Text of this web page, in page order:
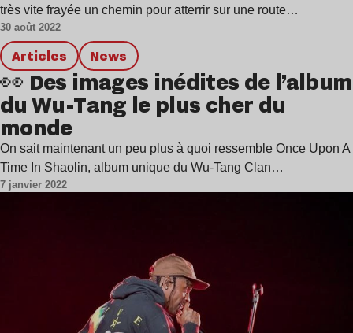
très vite frayée un chemin pour atterrir sur une route…
30 août 2022
Articles news
👀 Des images inédites de l’album
du Wu-Tang le plus cher du
monde
On sait maintenant un peu plus à quoi ressemble Once Upon A
Time In Shaolin, album unique du Wu-Tang Clan…
7 janvier 2022